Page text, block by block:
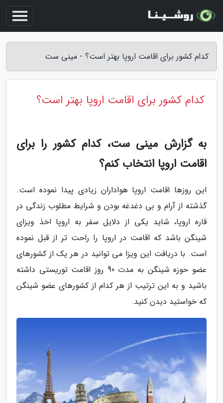
کدام کشور برای اقامت اروپا بهتر است؟ - مینی ست
کدام کشور برای اقامت اروپا بهتر است؟
به گزارش مینی ست، کدام کشور را برای
اقامت اروپا انتخاب کنم؟
این روزها اقامت اروپا هواداران زیادی پیدا نموده است.
گذشته از آرام و بی دغدغه بودن و شرایط مطلوب زندگی در
قاره اروپا، شاید یکی از دلایل سفر به اروپا اخذ ویزای
شینگن باشد که اقامت در اروپا را راحت تر از قبل نموده
است. با دریافت این ویزا می توانید در هر یک از کشورهای
عضو حوزه شینگن به مدت 90 روز اقامت توریستی داشته
باشید و به این ترتیب از هر کدام از کشورهای عضو شینگن
که خواستید دیدن کنید.